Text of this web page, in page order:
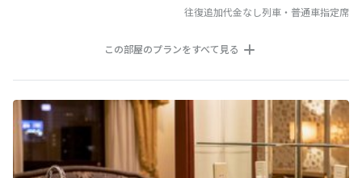
往復追加代金なし列車・普通車指定席
この部屋のプランをすべて見る